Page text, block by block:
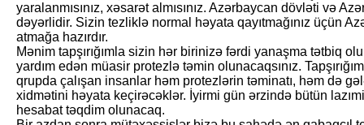
yaralanmısınız, xəsarət almısınız. Azərbaycan dövləti və
dəyərlidir. Sizin tezliklə normal həyata qayıtmağınız üçün
atmağa hazırdır.
Mənim tapşırığımla sizin hər birinizə fərdi yanaşma tətbiq
yardım edən müasir protezlə təmin olunacaqsınız.
qrupda çalışan insanlar həm protezlərin təminatı, həm də
xidmətini həyata keçirəcəklər. İyirmi gün ərzində bütün
hesabat təqdim olunacaq.